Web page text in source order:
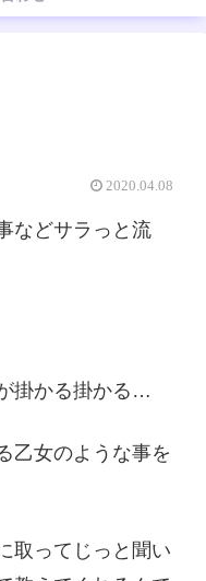
2020.04.08
などサラっと流
掛かる掛かる…
乙女のような事を
取ってじっと聞い